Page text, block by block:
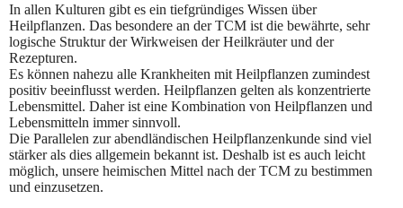
In allen Kulturen gibt es ein tiefgründiges Wissen über
Heilpflanzen. Das besondere an der TCM ist die bewährte, sehr
logische Struktur der Wirkweisen der Heilkräuter und der
Rezepturen.
Es können nahezu alle Krankheiten mit Heilpflanzen zumindest
positiv beeinflusst werden. Heilpflanzen gelten als konzentrierte
Lebensmittel. Daher ist eine Kombination von Heilpflanzen und
Lebensmitteln immer sinnvoll.
Die Parallelen zur abendländischen Heilpflanzenkunde sind viel
stärker als dies allgemein bekannt ist. Deshalb ist es auch leicht
möglich, unsere heimischen Mittel nach der TCM zu bestimmen
und einzusetzen.